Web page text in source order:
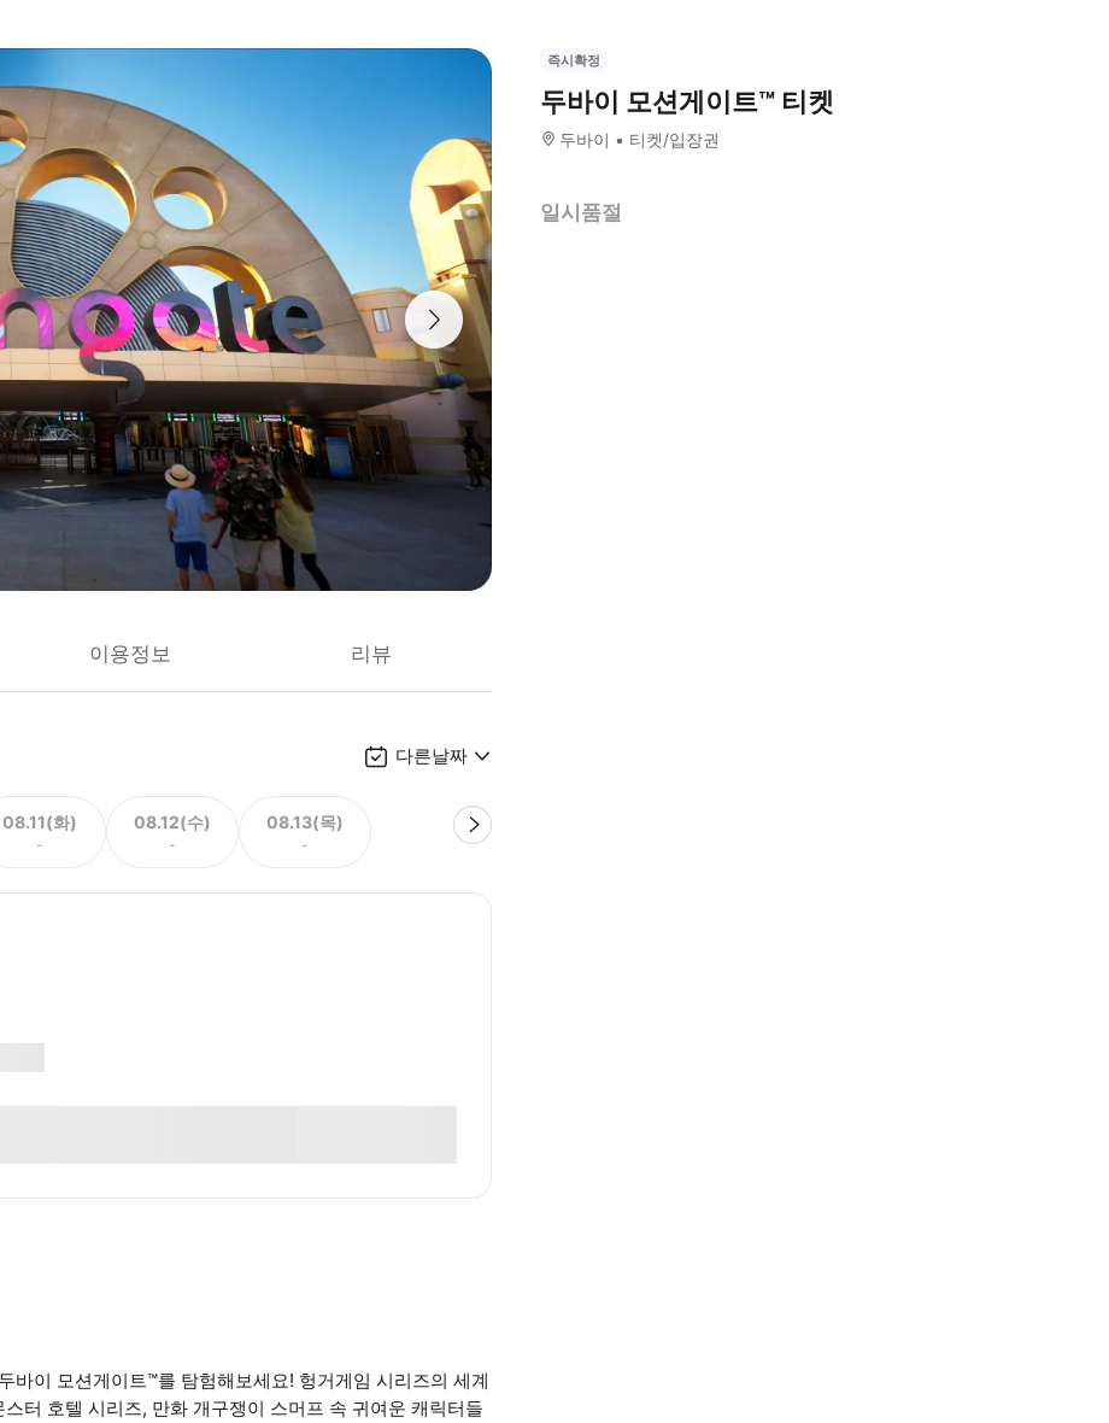
이용정보 리뷰
다른날짜
08.11(화)
-
08.12(수)
-
08.13(목)
-
바이 모션게이트™를 탐험해보세요! 헝거게임 시리즈의 세계
터 호텔 시리즈, 만화 개구쟁이 스머프 속 귀여운 캐릭터들
즉시확정
두바이 모션게이트™ 티켓
두바이 티켓/입장권
일시품절